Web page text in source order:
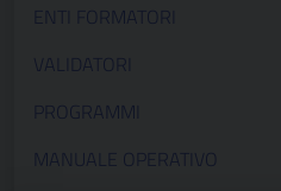
ENTI FORMATORI
VALIDATORI
PROGRAMMI
MANUALE OPERATIVO